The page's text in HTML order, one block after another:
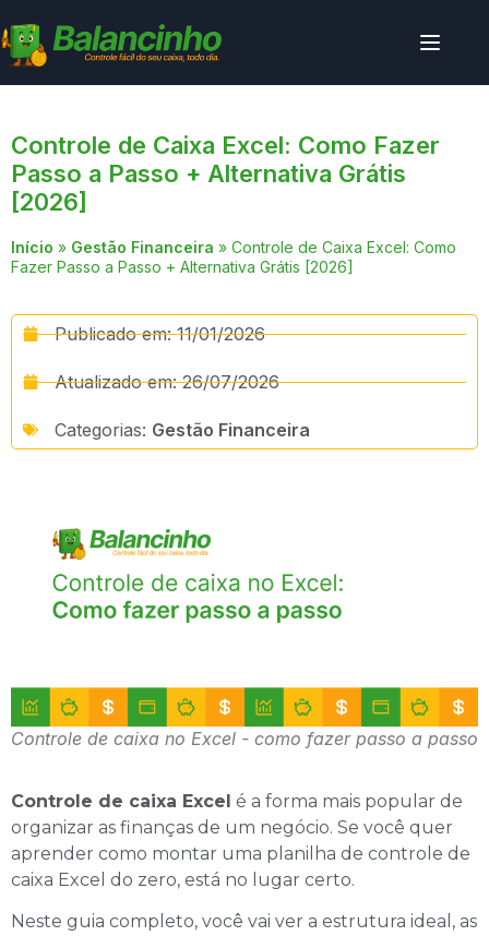
Controle de Caixa Excel: Como Fazer
Passo a Passo + Alternativa Grátis
[2026]
Início » Gestão Financeira » Controle de Caixa Excel: Como
Fazer Passo a Passo + Alternativa Grátis [2026]
Publicado em:11/01/2026
Atualizado em: 26/07/2026
Categorias: Gestão Financeira
Controle de caixa no Excel - como fazer passo a passo
Controle de caixa Excel é a forma mais popular de
organizar as finanças de um negócio. Se você quer
aprender como montar uma planilha de controle de
caixa Excel do zero, está no lugar certo.
Neste guia completo, você vai ver a estrutura ideal, as